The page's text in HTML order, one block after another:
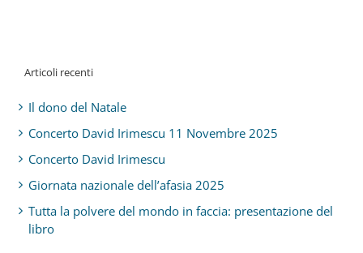
Articoli recenti
Il dono del Natale
Concerto David Irimescu 11 Novembre 2025
Concerto David Irimescu
Giornata nazionale dell’afasia 2025
Tutta la polvere del mondo in faccia: presentazione del
libro